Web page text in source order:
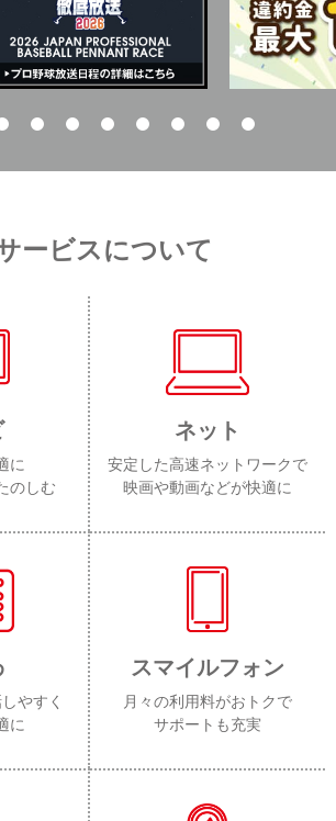
ービスについて
に
のしむ
ネット
安定した高速ネットワークで
映画や動画などが快適に
やすく
に
スマイルフォン
月々の利用料がおトクで
サポートも充実